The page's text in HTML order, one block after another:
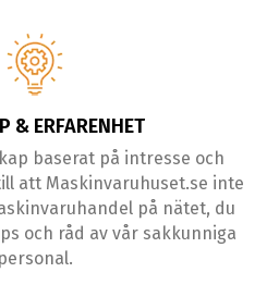
& ERFARENHET
baserat på intresse och
att Maskinvaruhuset.se inte
på nätet, du
och råd av vår sakkunniga
personal.